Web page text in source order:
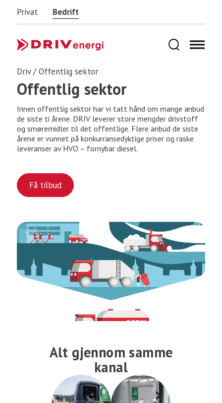
Privat Bedrift
Driv/Offentlig sektor
Offentlig sektor
Innen offentlig sektor har vi tatt hånd om mange anbud
de siste ti årene. DRIV leverer store mengder drivstoff
og smøremidler til det offentlige. Flere anbud de siste
årene er vunnet på konkurransedyktige priser og raske
leveranser av HVO – fornybar diesel.
Få tilbud
Alt gjennom samme
kanal